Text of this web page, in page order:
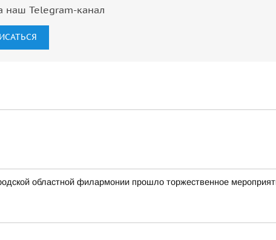
наш Telegram-канал
областной филармонии прошло торжественное